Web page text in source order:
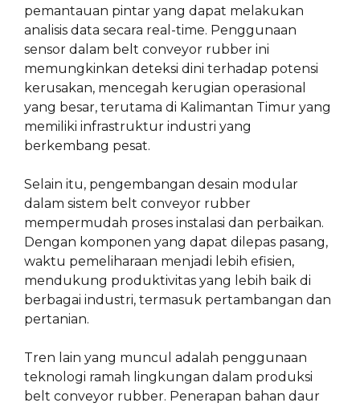
pemantauan pintar yang dapat melakukan
analisis data secara real-time. Penggunaan
sensor dalam belt conveyor rubber ini
memungkinkan deteksi dini terhadap potensi
kerusakan, mencegah kerugian operasional
yang besar, terutama di Kalimantan Timur yang
memiliki infrastruktur industri yang
berkembang pesat.
Selain itu, pengembangan desain modular
dalam sistem belt conveyor rubber
mempermudah proses instalasi dan perbaikan.
Dengan komponen yang dapat dilepas pasang,
waktu pemeliharaan menjadi lebih efisien,
mendukung produktivitas yang lebih baik di
berbagai industri, termasuk pertambangan dan
pertanian.
Tren lain yang muncul adalah penggunaan
teknologi ramah lingkungan dalam produksi
belt conveyor rubber. Penerapan bahan daur